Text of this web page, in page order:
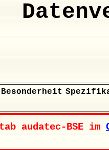
Besonderheit
audatec-BSE im